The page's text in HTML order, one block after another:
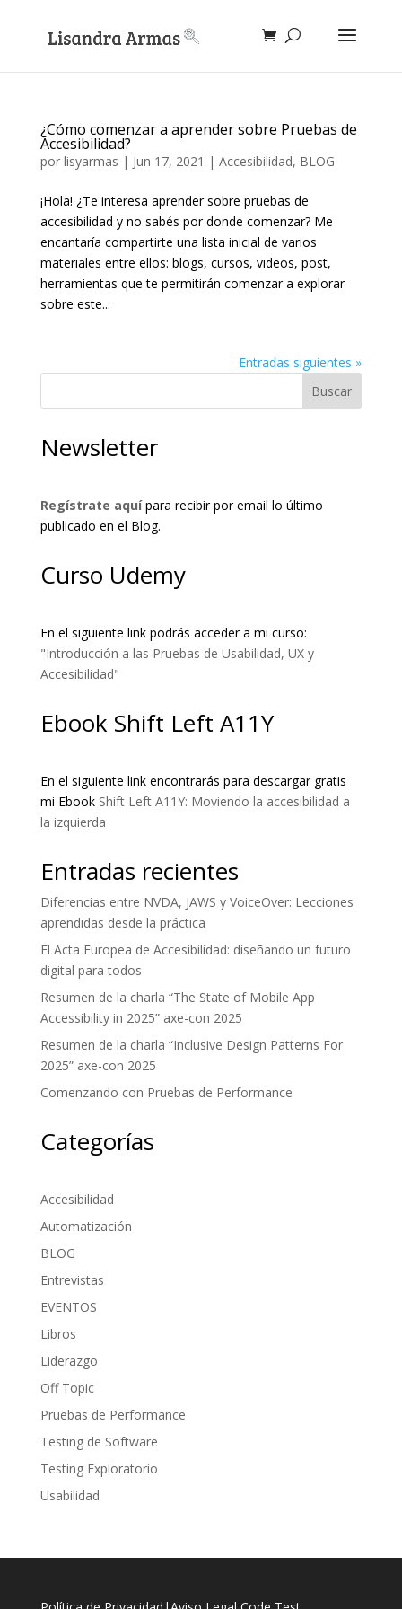
¿Cómo comenzar a aprender sobre Pruebas de
Accesibilidad?
por lisyarmas | Jun 17, 2021 | Accesibilidad, BLOG
¡Hola! ¿Te interesa aprender sobre pruebas de
accesibilidad y no sabés por donde comenzar? Me
encantaría compartirte una lista inicial de varios
materiales entre ellos: blogs, cursos, videos, post,
herramientas que te permitirán comenzar a explorar
sobre este...
Entradas siguientes »
Buscar
Newsletter
Regístrate aquípara recibir por email lo último
publicado en el Blog.
Curso Udemy
En el siguiente link podrás acceder a mi curso:
"Introducción a las Pruebas de Usabilidad, UX y
Accesibilidad"
Ebook Shift Left A11Y
En el siguiente link encontrarás para descargar gratis
mi Ebook Shift Left A11Y: Moviendo la accesibilidad a
la izquierda
Entradas recientes
Diferencias entre NVDA, JAWS y VoiceOver: Lecciones
aprendidas desde la práctica
El Acta Europea de Accesibilidad: diseñando un futuro
digital para todos
Resumen de la charla “The State of Mobile App
Accessibility in 2025” axe-con 2025
Resumen de la charla “Inclusive Design Patterns For
2025” axe-con 2025
Comenzando con Pruebas de Performance
Categorías
Accesibilidad
Automatización
BLOG
Entrevistas
EVENTOS
Libros
Liderazgo
Off Topic
Pruebas de Performance
Testing de Software
Testing Exploratorio
Usabilidad